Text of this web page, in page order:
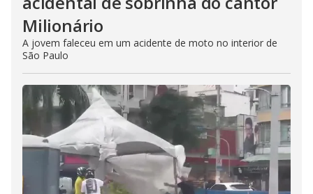
Milionário
A jovem faleceu em um acidente de moto no interior de
São Paulo